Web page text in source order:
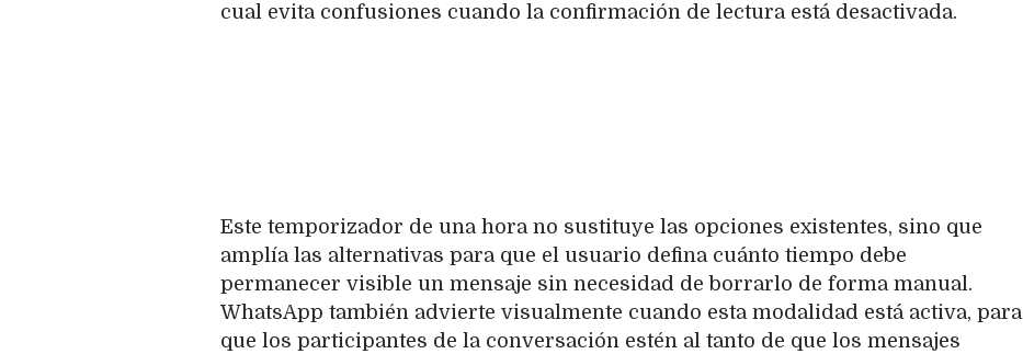
cual evita confusiones cuando la confirmación de lectura está desactivada.
Este temporizador de una hora no sustituye las opciones existentes, sino que
amplía las alternativas para que el usuario defina cuánto tiempo debe
permanecer visible un mensaje sin necesidad de borrarlo de forma manual.
WhatsApp también advierte visualmente cuando esta modalidad está activa, para
que los participantes de la conversación estén al tanto de que los mensajes